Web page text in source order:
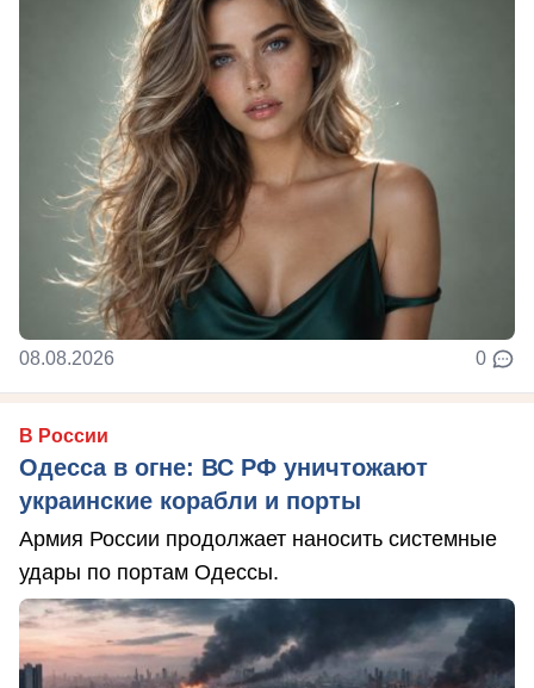
08.08.2026 0
В России
Одесса в огне: ВС РФ уничтожают
украинские корабли и порты
Армия России продолжает наносить системные
удары по портам Одессы.